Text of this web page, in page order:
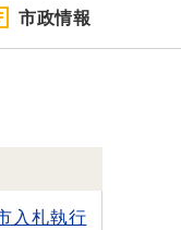
市政情報
入札執行